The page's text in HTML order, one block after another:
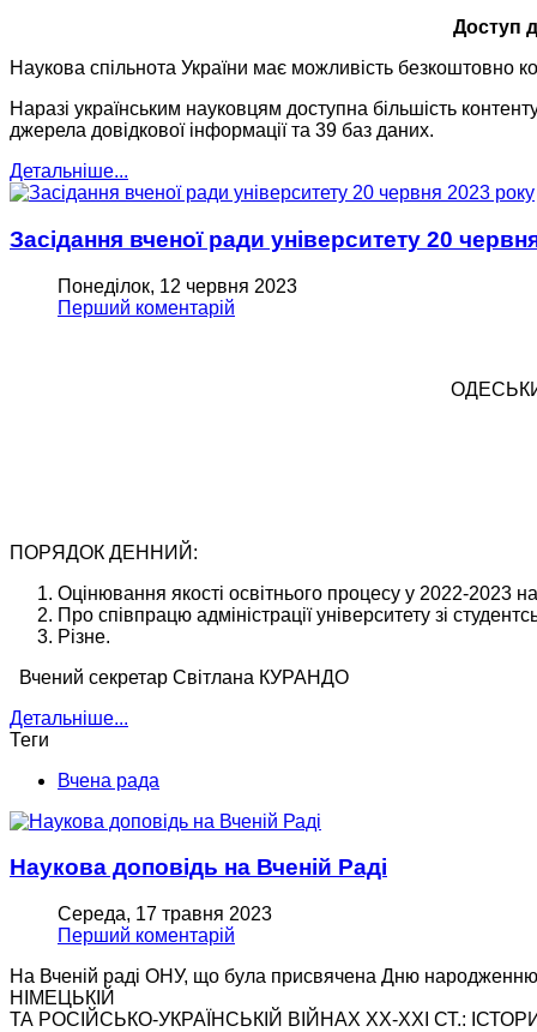
Доступ
Наукова спільнота України має можливість безкоштовно
Наразі українським науковцям доступна більшість
джерела довідкової інформації та 39 баз даних.
Детальніше...
Засiдання вченої ради унiверситету 20
Понеділок, 12 червня 2023
Перший коментарій
ПОРЯДОК ДЕННИЙ:
Оцінювання якості освітнього процесу у 2022-
Про співпрацю адміністрації університету зі
Різне.
Вчений секретар Світлана КУРАНДО
Детальніше...
Теги
Вчена рада
Наукова доповiдь на Вченiй Радi
Середа, 17 травня 2023
Перший коментарій
На Вченій раді ОНУ, що була присвячена Дню
НІМЕЦЬКІЙ
ТА РОСІЙСЬКО-УКРАЇНСЬКІЙ ВІЙНАХ ХХ-ХХІ СТ.: